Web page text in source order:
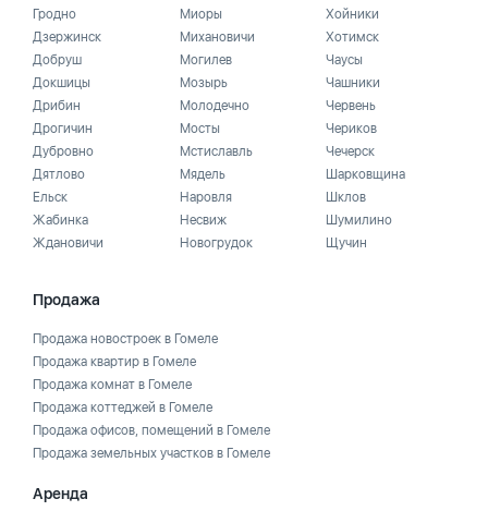
Гродно
Дзержинск
Добруш
Докшицы
Дрибин
Дрогичин
Дубровно
Дятлово
Ельск
Жабинка
Ждановичи
Миоры
Михановичи
Могилев
Мозырь
Молодечно
Мосты
Мстиславль
Мядель
Наровля
Несвиж
Новогрудок
Хойники
Хотимск
Чаусы
Чашники
Червень
Чериков
Чечерск
Шарковщина
Шклов
Шумилино
Щучин
Продажа
Продажа новостроек в Гомеле
Продажа квартир в Гомеле
Продажа комнат в Гомеле
Продажа коттеджей в Гомеле
Продажа офисов, помещений в Гомеле
Продажа земельных участков в Гомеле
Аренда